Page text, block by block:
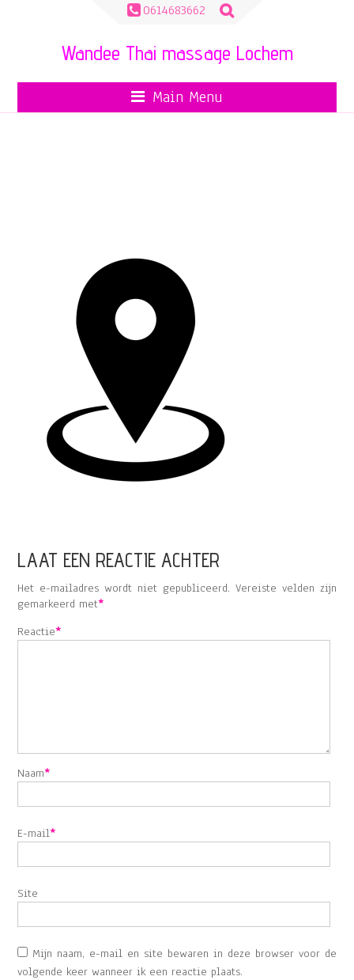
0614683662
Zoeken
naar:
Wandee Thai massage Lochem
Main Menu
LAAT EEN REACTIE ACHTER
Het e-mailadres wordt niet gepubliceerd. Vereiste velden zijn
gemarkeerd met*
Reactie*
Naam*
E-mail*
Site
Mijn naam, e-mail en site bewaren in deze browser voor de
volgende keer wanneer ik een reactie plaats.